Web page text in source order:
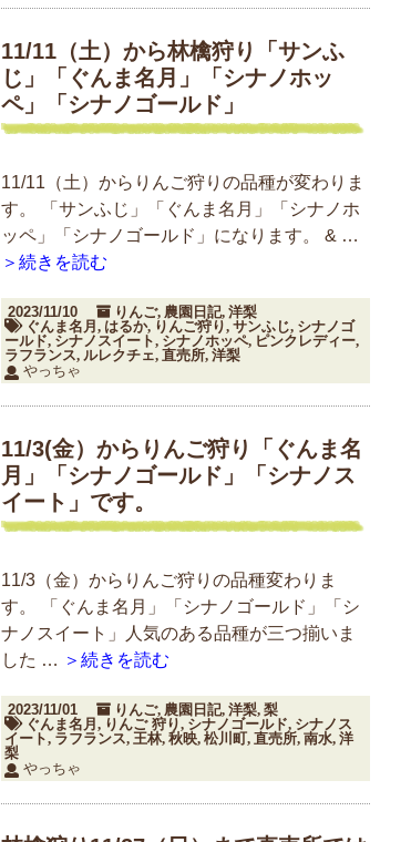
11/11（土）から林檎狩り「サンふ
じ」「ぐんま名月」「シナノホッ
ペ」「シナノゴールド」
11/11（土）からりんご狩りの品種が変わりま
す。 「サンふじ」「ぐんま名月」「シナノホ
ッペ」「シナノゴールド」になります。 & …
＞続きを読む
2023/11/10 りんご, 農園日記, 洋梨
ぐんま名月, はるか, りんご狩り, サンふじ, シナノゴ
ールド, シナノスイート, シナノホッペ, ピンクレディー,
ラフランス, ルレクチェ, 直売所, 洋梨
やっちゃ
11/3(金）からりんご狩り「ぐんま名
月」「シナノゴールド」「シナノス
イート」です。
11/3（金）からりんご狩りの品種変わりま
す。 「ぐんま名月」「シナノゴールド」「シ
ナノスイート」人気のある品種が三つ揃いま
した … ＞続きを読む
2023/11/01 りんご, 農園日記, 洋梨, 梨
ぐんま名月, りんご 狩り, シナノゴールド, シナノス
イート, ラフランス, 王林, 秋映, 松川町, 直売所, 南水, 洋
梨
やっちゃ